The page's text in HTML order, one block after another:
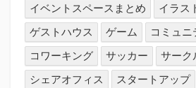
イベントスペースまとめ
イラス
ゲストハウス
ゲーム
コミュニ
コワーキング
サッカー
サーク
シェアオフィス
スタートアップ